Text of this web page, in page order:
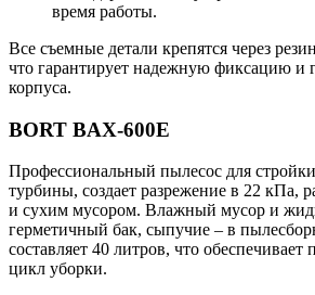
время работы.
Все съемные детали крепятся через
что гарантирует надежную фиксацию и
корпуса.
BORT BAX-600E
Профессиональный пылесос для
турбины, создает разрежение в 22 кПа,
и сухим мусором. Влажный мусор и
герметичный бак, сыпучие – в
составляет 40 литров, что
цикл уборки.